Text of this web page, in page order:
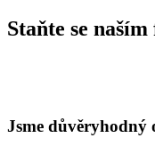
Staňte se
Jsme důvěryhodný